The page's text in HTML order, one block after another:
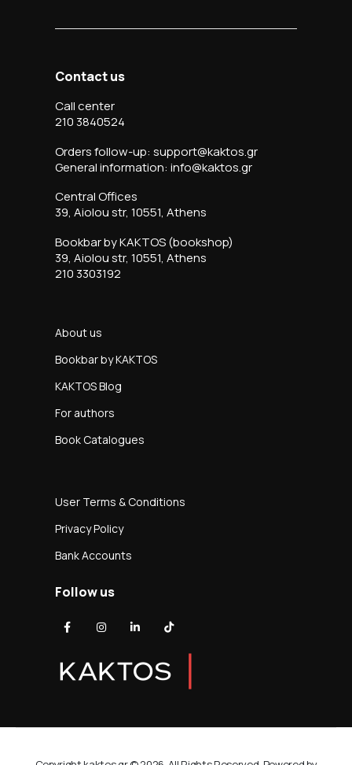
Contact us
Call center
210 3840524
Orders follow-up: support@kaktos.gr
General information: info@kaktos.gr
Central Offices
39, Aiolou str, 10551, Athens
Bookbar by KAKTOS (bookshop)
39, Aiolou str, 10551, Athens
210 3303192
About us
Bookbar by KAKTOS
KAKTOS Blog
For authors
Book Catalogues
User Terms & Conditions
Privacy Policy
Bank Accounts
Follow us